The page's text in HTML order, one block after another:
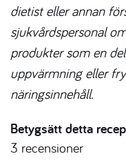
dietist eller annan
sjukvårdspersonal
produkter som en
uppvärmning eller
näringsinnehåll.
Betygsätt detta
3 recensioner